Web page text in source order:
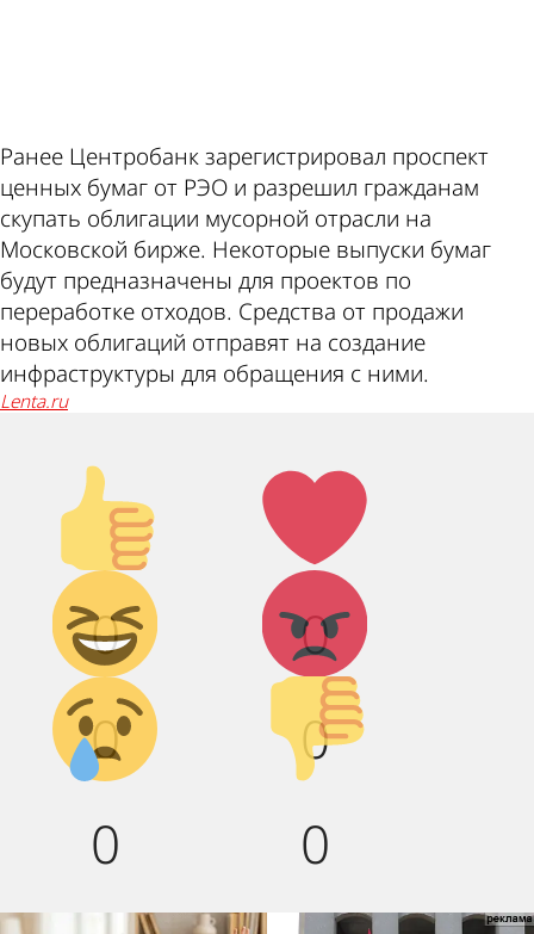
Ранее Центробанк зарегистрировал проспект
ценных бумаг от РЭО и разрешил гражданам
скупать облигации мусорной отрасли на
Московской бирже. Некоторые выпуски бумаг
будут предназначены для проектов по
переработке отходов. Средства от продажи
новых облигаций отправят на создание
инфраструктуры для обращения с ними.
lenta.ru
Палец
вверх!
0
Лайк!
0
Дикий
смех!
0
Агрессия!
0
Грусть :(
0
Палец
вниз!
0